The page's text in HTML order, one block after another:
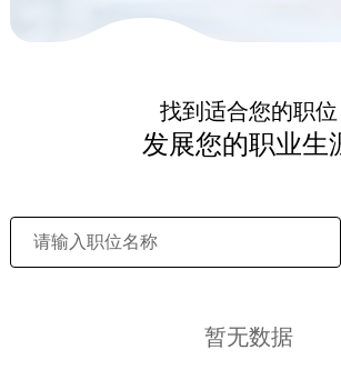
找到适合您的职位
发展您的职业生
暂无数据